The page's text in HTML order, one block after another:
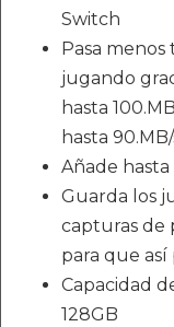
Switch
Pasa
jugando
hasta
hasta
Añade hasta
Guarda los
capturas de
para que así
Capacidad
128GB